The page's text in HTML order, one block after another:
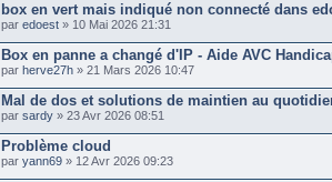
box en vert mais indiqué non connecté dans
par edoest » 10 Mai 2026 21:31
Box en panne a changé d'IP - Aide AVC
par herve27h » 21 Mars 2026 10:47
Mal de dos et solutions de maintien au
par sardy » 23 Avr 2026 08:51
Problème cloud
par yann69 » 12 Avr 2026 09:23